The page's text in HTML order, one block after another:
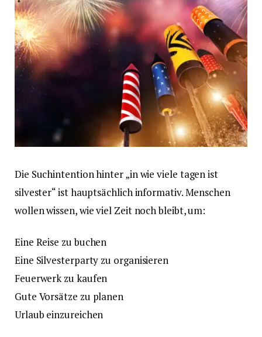
Die Suchintention hinter „in wie viele tagen ist
silvester“ ist hauptsächlich informativ. Menschen
wollen wissen, wie viel Zeit noch bleibt, um:
Eine Reise zu buchen
Eine Silvesterparty zu organisieren
Feuerwerk zu kaufen
Gute Vorsätze zu planen
Urlaub einzureichen